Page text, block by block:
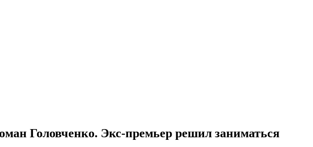
Головченко. Экс-премьер решил заниматься